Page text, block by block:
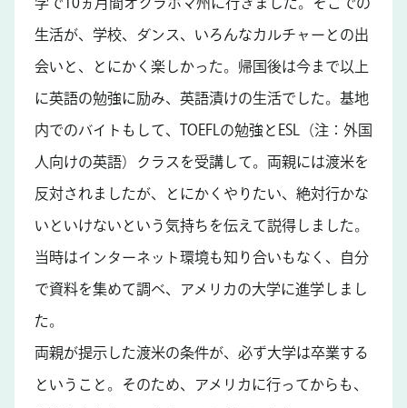
学で10ヵ月間オクラホマ州に行きました。そこでの
生活が、学校、ダンス、いろんなカルチャーとの出
会いと、とにかく楽しかった。帰国後は今まで以上
に英語の勉強に励み、英語漬けの生活でした。基地
内でのバイトもして、TOEFLの勉強とESL（注：外国
人向けの英語）クラスを受講して。両親には渡米を
反対されましたが、とにかくやりたい、絶対行かな
いといけないという気持ちを伝えて説得しました。
当時はインターネット環境も知り合いもなく、自分
で資料を集めて調べ、アメリカの大学に進学しまし
た。
両親が提示した渡米の条件が、必ず大学は卒業する
ということ。そのため、アメリカに行ってからも、